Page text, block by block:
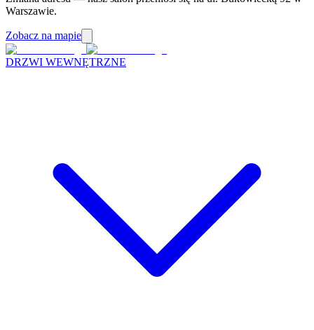
Warszawie.
Zobacz na mapie
DRZWI WEWNĘTRZNE